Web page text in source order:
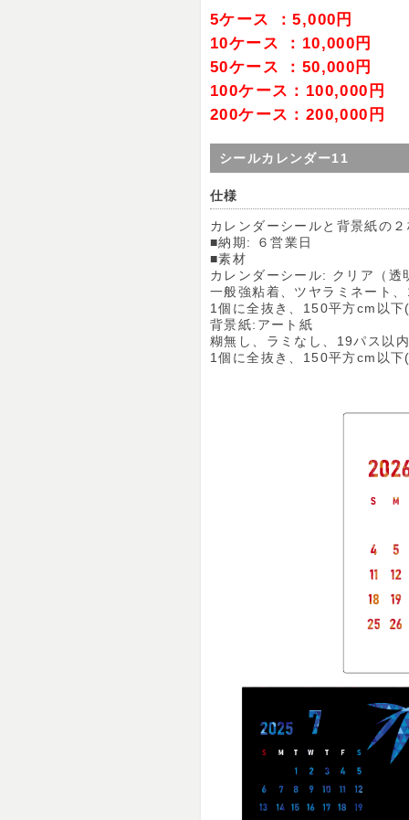
5ケース ：5,000円
10ケース ：10,000円
50ケース ：50,000円
100ケース：100,000円
200ケース：200,000円
シールカレンダー11
仕様
カレンダーシールと背景紙の
■納期: ６営業日
■素材
カレンダーシール: クリア（透
一般強粘着、ツヤラミネート
1個に全抜き、150平方cm以
背景紙:アート紙
糊無し、ラミなし、19パス以
1個に全抜き、150平方cm以